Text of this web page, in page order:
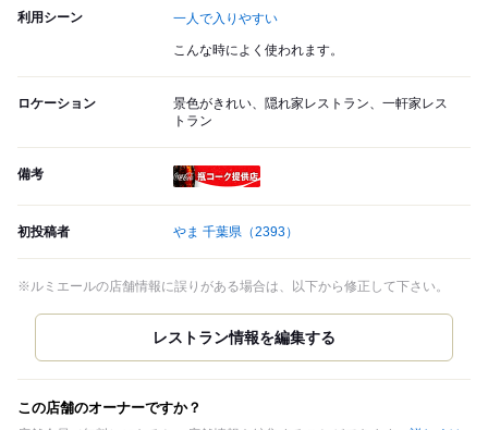
利用シーン 一人で入りやすい
こんな時によく使われます。
ロケーション
景色がきれい、隠れ家レストラン、一軒家レス
トラン
備考
初投稿者 やま 千葉県 （2393）
※ルミエールの店舗情報に誤りがある場合は、以下から修正して下さい。
この店舗のオーナーですか？